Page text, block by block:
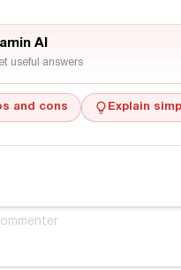
AI
useful answers
and cons Explain